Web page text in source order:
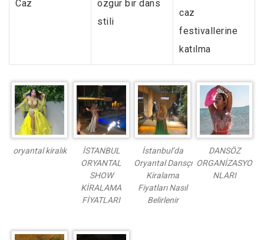
Caz
özgür bir dans
stili
caz
festivallerine
katılma
oryantal kiralık
İSTANBUL
ORYANTAL
SHOW
KİRALAMA
FİYATLARI
İstanbul’da
Oryantal Dansçı
Kiralama
Fiyatları Nasıl
Belirlenir
DANSÖZ
ORGANİZASYO
NLARI